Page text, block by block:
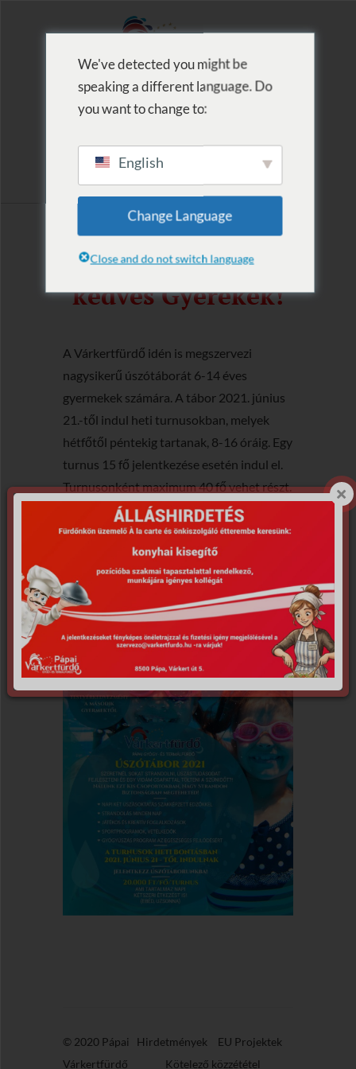
2021. Úszótábor
Kedves Szülők,
kedves Gyerekek!
A Várkertfürdő idén is megszervezi
nagysikerű úszótáborát 6-14 éves
gyermekek számára. A tábor 2021. június
21.-től indul heti turnusokban, melyek
hétfőtől péntekig tartanak, 8-16 óráig. Egy
turnus 15 fő jelentkezése esetén indul el.
Turnusonként maximum 40 fő vehet részt.
RÉSZLETEK ÉS JELENTKEZÉS
© 2020 Pápai
Várkertfürdő
Hirdetmények
EU Projektek
Kötelező közzététel
We've detected you might be
speaking a different language. Do
you want to change to:
English
Change Language
Close and do not switch language